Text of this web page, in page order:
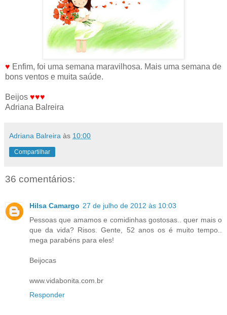
♥ Enfim, foi uma semana maravilhosa. Mais uma semana de
bons ventos e muita saúde.
Beijos ♥♥♥
Adriana Balreira
Adriana Balreira às 10:00
Compartilhar
36 comentários:
Hilsa Camargo 27 de julho de 2012 às 10:03
Pessoas que amamos e comidinhas gostosas.. quer mais o
que da vida? Risos. Gente, 52 anos os é muito tempo..
mega parabéns para eles!
Beijocas
www.vidabonita.com.br
Responder